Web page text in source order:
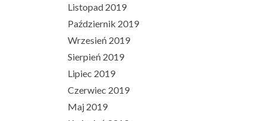
Listopad 2019
Październik 2019
Wrzesień 2019
Sierpień 2019
Lipiec 2019
Czerwiec 2019
Maj 2019